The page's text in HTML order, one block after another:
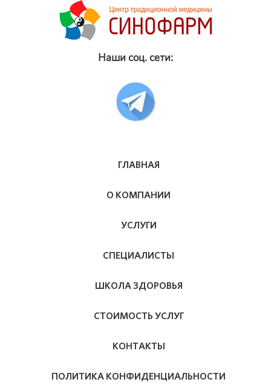
Наши соц. сети:
ГЛАВНАЯ
О КОМПАНИИ
УСЛУГИ
СПЕЦИАЛИСТЫ
ШКОЛА ЗДОРОВЬЯ
СТОИМОСТЬ УСЛУГ
КОНТАКТЫ
ПОЛИТИКА КОНФИДЕНЦИАЛЬНОСТИ